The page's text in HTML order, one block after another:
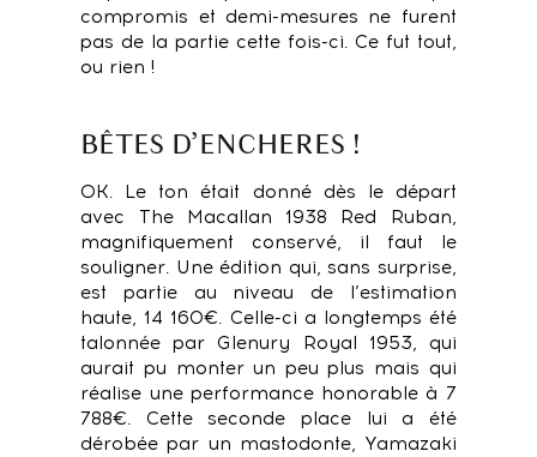
compromis et demi-mesures ne furent
pas de la partie cette fois-ci. Ce fut tout,
ou rien !
BÊTES D’ENCHERES !
OK. Le ton était donné dès le départ
avec The Macallan 1938 Red Ruban,
magnifiquement conservé, il faut le
souligner. Une édition qui, sans surprise,
est partie au niveau de l’estimation
haute, 14 160€. Celle-ci a longtemps été
talonnée par Glenury Royal 1953, qui
aurait pu monter un peu plus mais qui
réalise une performance honorable à 7
788€. Cette seconde place lui a été
dérobée par un mastodonte, Yamazaki